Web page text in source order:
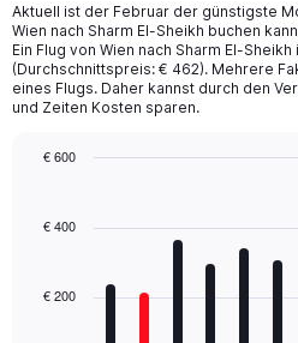
Aktuell ist der Februar der günstigste
Wien nach Sharm El-Sheikh buchen
Ein Flug von Wien nach Sharm El-
(Durchschnittspreis: € 462). Mehrere
eines Flugs. Daher kannst durch den
und Zeiten Kosten sparen.
with
The
€ 200
€ 400
€ 600